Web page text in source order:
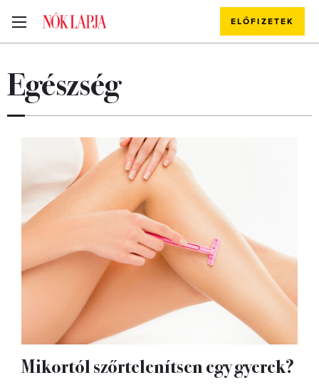
ELŐFIZETEK
Egészség
Mikortól szőrtelenítsen egy gyerek?